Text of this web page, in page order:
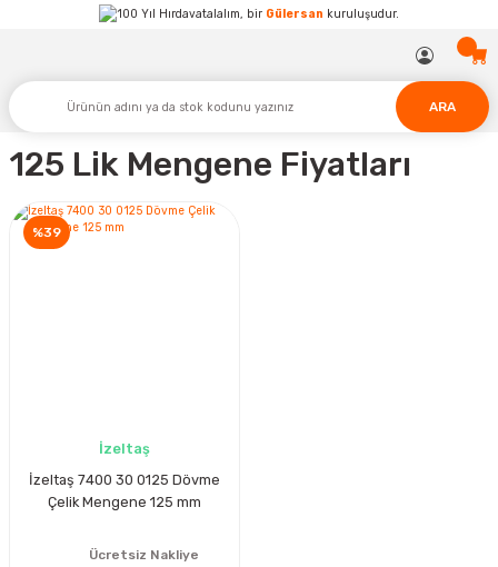
Hırdavatalalım, bir Gülersan kuruluşudur.
ARA
125 Lik Mengene Fiyatları
%39
İzeltaş
İzeltaş 7400 30 0125 Dövme
Çelik Mengene 125 mm
Ücretsiz Nakliye